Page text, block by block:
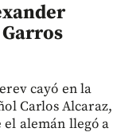
cayó en la
Carlos Alcaraz,
alemán llegó a